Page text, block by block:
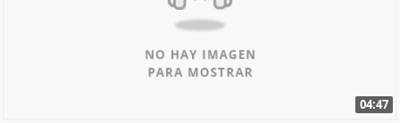
04:47